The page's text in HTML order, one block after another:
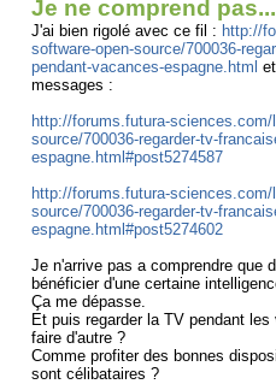
Je ne comprend pas...
J'ai bien rigolé avec ce fil : http://
software-open-source/700036-
pendant-vacances-espagne.html
messages :
http://forums.futura-
source/700036-regarder-tv-
espagne.html#post5274587
http://forums.futura-
source/700036-regarder-tv-
espagne.html#post5274602
Je n'arrive pas a comprendre que
bénéficier d'une certaine
Ça me dépasse.
Et puis regarder la TV pendant
faire d'autre ?
Comme profiter des bonnes
sont célibataires ?